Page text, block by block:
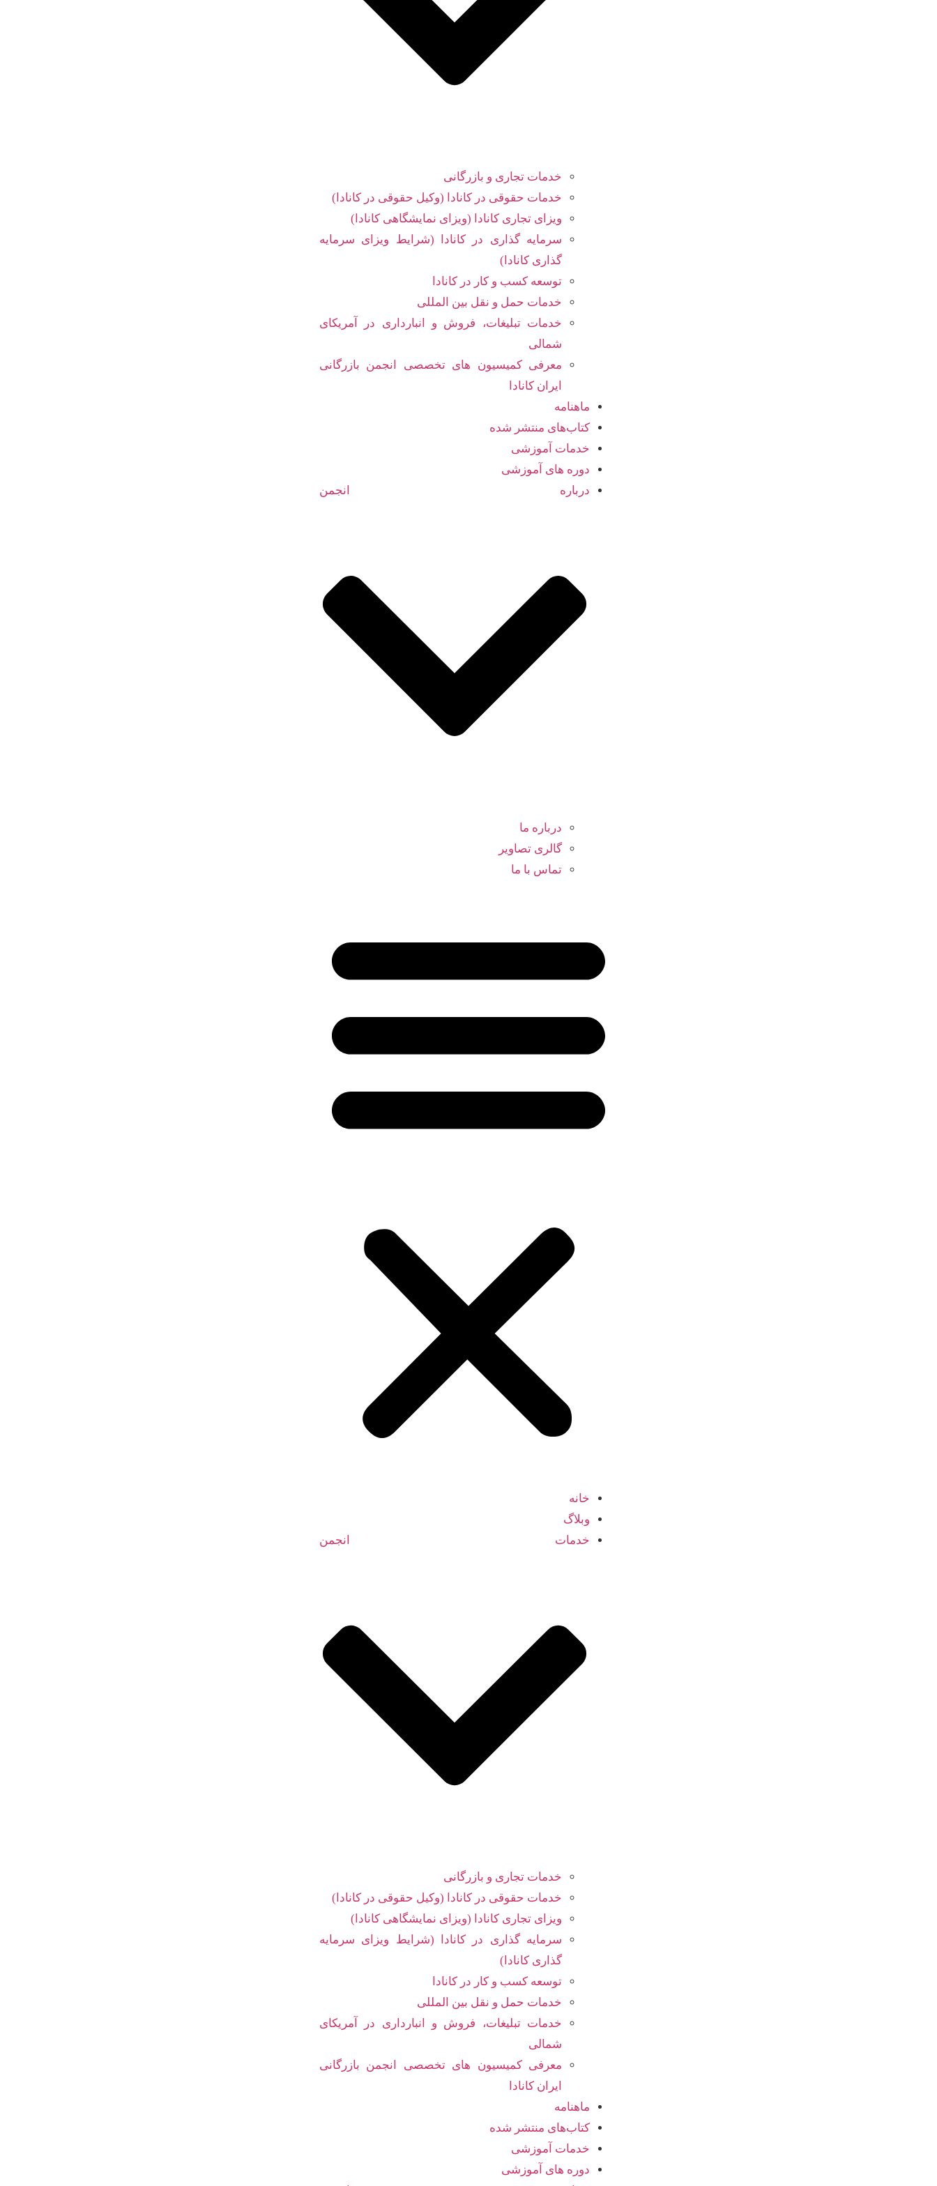
خدمات تجاری و بازرگانی
خدمات حقوقی در کانادا (وکیل حقوقی در کانادا)
ویزای تجاری کانادا (ویزای نمایشگاهی کانادا)
سرمایه گذاری در کانادا (شرایط ویزای سرمایه
گذاری کانادا)
توسعه کسب و کار در کانادا
خدمات حمل و نقل بین المللی
خدمات تبلیغات، فروش و انبارداری در آمریکای
شمالی
معرفی کمیسیون های تخصصی انجمن بازرگانی
ایران کانادا
ماهنامه
کتاب‌های منتشر شده
خدمات آموزشی
دوره های آموزشی
درباره انجمن
درباره ما
گالری تصاویر
تماس با ما
خانه
وبلاگ
خدمات انجمن
خدمات تجاری و بازرگانی
خدمات حقوقی در کانادا (وکیل حقوقی در کانادا)
ویزای تجاری کانادا (ویزای نمایشگاهی کانادا)
سرمایه گذاری در کانادا (شرایط ویزای سرمایه
گذاری کانادا)
توسعه کسب و کار در کانادا
خدمات حمل و نقل بین المللی
خدمات تبلیغات، فروش و انبارداری در آمریکای
شمالی
معرفی کمیسیون های تخصصی انجمن بازرگانی
ایران کانادا
ماهنامه
کتاب‌های منتشر شده
خدمات آموزشی
دوره های آموزشی